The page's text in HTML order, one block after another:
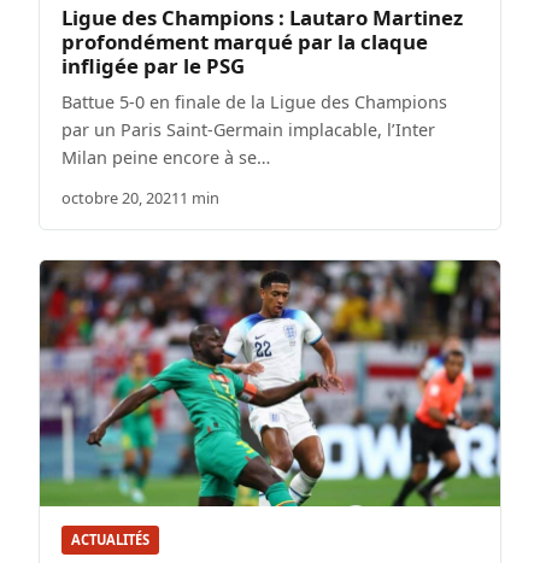
Ligue des Champions : Lautaro Martinez
profondément marqué par la claque
infligée par le PSG
Battue 5-0 en finale de la Ligue des Champions
par un Paris Saint-Germain implacable, l’Inter
Milan peine encore à se…
octobre 20, 20211 min
ACTUALITÉS